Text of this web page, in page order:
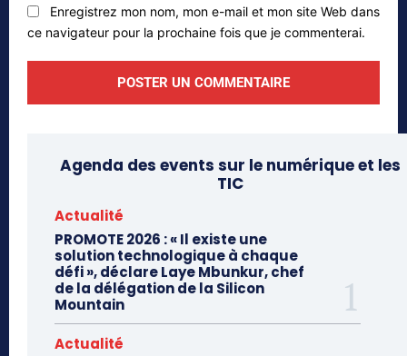
Enregistrez mon nom, mon e-mail et mon site Web dans
ce navigateur pour la prochaine fois que je commenterai.
Agenda des events sur le numérique et les
TIC
Actualité
PROMOTE 2026 : « Il existe une
solution technologique à chaque
défi », déclare Laye Mbunkur, chef
de la délégation de la Silicon
Mountain
Actualité